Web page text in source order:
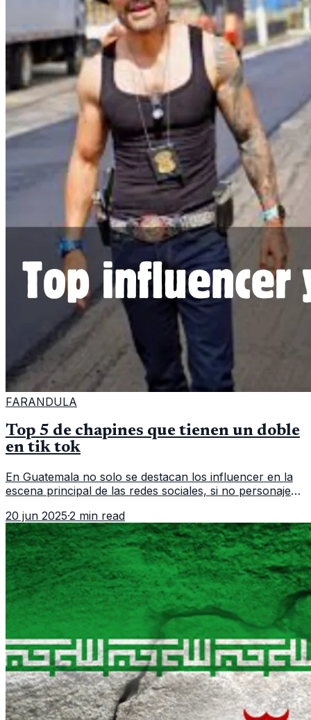
FARANDULA
Top 5 de chapines que tienen un doble
en tik tok
En Guatemala no solo se destacan los influencer en la
escena principal de las redes sociales, si no personajes
bueno o malo de c
20 jun 2025·2 min read